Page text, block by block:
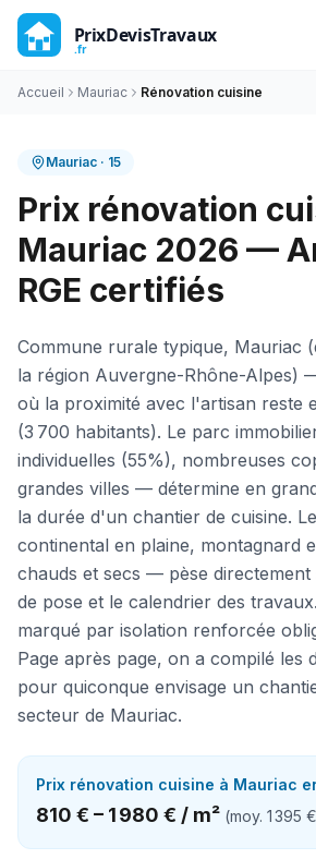
Accueil Mauriac Rénovation cuisine
Mauriac · 15
Prix rénovation
Mauriac 2026 —
RGE certifiés
Commune rurale typique, Mauriac
la région Auvergne-Rhône-Alpes)
où la proximité avec l'artisan reste
(3 700 habitants). Le parc
individuelles (55%), nombreuses
grandes villes — détermine en
la durée d'un chantier de cuisine.
continental en plaine, montagnard
chauds et secs — pèse directement
de pose et le calendrier des
marqué par isolation renforcée
Page après page, on a compilé les
pour quiconque envisage un
secteur de Mauriac.
Prix rénovation cuisine à Mauriac
810 € – 1 980 € / m² (moy. 1 395 €